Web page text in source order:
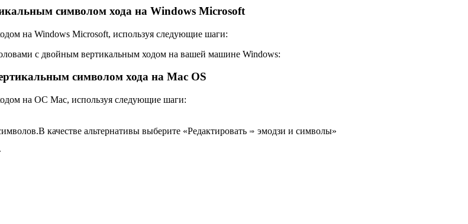
символом хода на Windows Microsoft
на Windows Microsoft, используя следующие шаги:
с двойным вертикальным ходом на вашей машине Windows:
символом хода на Mac OS
на ОС Mac, используя следующие шаги:
качестве альтернативы выберите «Редактировать ⇒ эмодзи и символы»